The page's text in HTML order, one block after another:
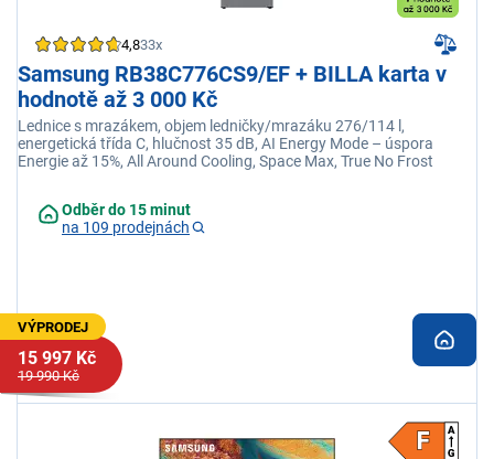
4,833x
Samsung RB38C776CS9/EF + BILLA karta v
hodnotě až 3 000 Kč
Lednice s mrazákem, objem ledničky/mrazáku 276/114 l,
energetická třída C, hlučnost 35 dB, AI Energy Mode – úspora
Energie až 15%, All Around Cooling, Space Max, True No Frost
Odběr do 15 minut
na 109 prodejnách
VÝPRODEJ
15 997 Kč
19 990 Kč